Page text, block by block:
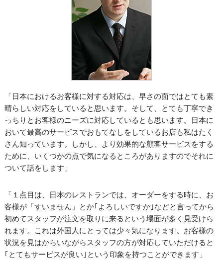
「日本におけるお客様に対する対応は、早さの面ではとても素
晴らしい対応をしていると思います。そして、とても丁寧でき
っちりとお客様のニーズに対応しているとも思います。日本に
おいて最高のサービスでおもてなしをしているお店も私はたく
さん知っています。しかし、より効果的な顧客サービスをする
ために、いくつかの点で気になるところがありますのでそれに
ついて話をします」
「１点目は、日本のレストランでは、オーダーをする時に、お
客様が「すいません」とか｢よろしいですか｣などと言ってから
初めてスタッフが注文を取りに来るという場面が多く見受けら
れます。これは外国人にとっては少々気になります。お客様の
状況を見はからいながらスタッフの方が対応していただけると
｢とてもサービスが良い｣という印象を持つことができます」